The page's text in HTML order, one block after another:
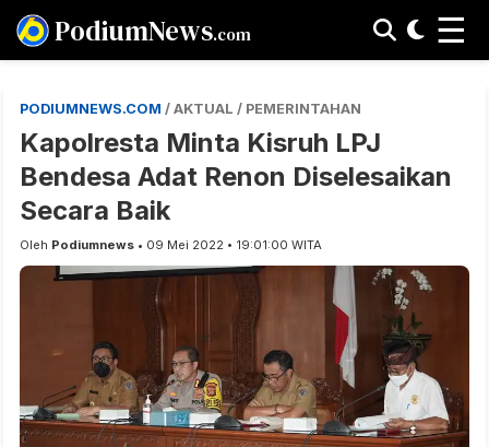
PodiumNews.com ☰
PODIUMNEWS.COM / AKTUAL / PEMERINTAHAN
Kapolresta Minta Kisruh LPJ
Bendesa Adat Renon Diselesaikan
Secara Baik
Oleh Podiumnews • 09 Mei 2022 • 19:01:00 WITA